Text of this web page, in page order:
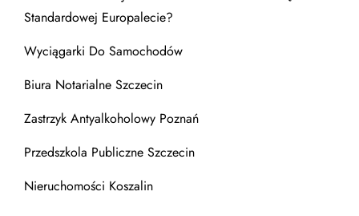
Standardowej Europalecie?
Wyciągarki Do Samochodów
Biura Notarialne Szczecin
Zastrzyk Antyalkoholowy Poznań
Przedszkola Publiczne Szczecin
Nieruchomości Koszalin